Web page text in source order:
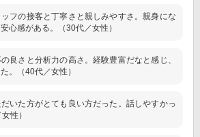
フの接客と丁寧さと親しみやすさ。親身にな
心感がある。（30代／女性）
良さと分析力の高さ。経験豊富だなと感じ、
。（40代／女性）
いた方がとても良い方だった。話しやすかっ
性）